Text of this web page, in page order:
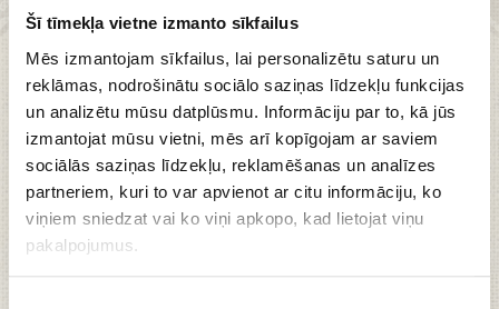
Šī tīmekļa vietne izmanto sīkfailus
Mēs izmantojam sīkfailus, lai personalizētu saturu un
reklāmas, nodrošinātu sociālo saziņas līdzekļu funkcijas
un analizētu mūsu datplūsmu. Informāciju par to, kā jūs
izmantojat mūsu vietni, mēs arī kopīgojam ar saviem
sociālās saziņas līdzekļu, reklamēšanas un analīzes
partneriem, kuri to var apvienot ar citu informāciju, ko
viņiem sniedzat vai ko viņi apkopo, kad lietojat viņu
pakalpojumus.
Tumšās šokolādes
medaljoni ar
rudzu rīvmaizi un
balzamu, 100g